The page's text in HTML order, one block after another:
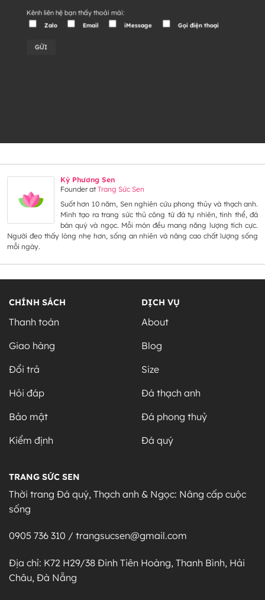
Kênh liên hệ bạn thấy thoải mái:
Zalo Email iMessage Gọi điện thoại
Kỳ Phương Sen
FounderatTrang Sức Sen
Suốt hơn 10 năm, Sen nghiên cứu phong thủy và thạch anh.
Mình tạo ra trang sức thủ công từ đá tự nhiên, tinh thể, đá
bán quý và ngọc. Mỗi món đều mang năng lượng tích cực.
Người đeo thấy lòng nhẹ hơn, sống an nhiên và nâng cao chất lượng sống
mỗi ngày.
CHÍNH SÁCH
Thanh toán
Giao hàng
Đổi trả
Hỏi đáp
Bảo mật
Kiểm định
DỊCH VỤ
About
Blog
Size
Đá thạch anh
Đá phong thuỷ
Đá quý
TRANG SỨC SEN
Thời trang Đá quý, Thạch anh & Ngọc: Nâng cấp cuộc
sống
0905 736 310 / trangsucsen@gmail.com
Địa chỉ: K72 H29/38 Đinh Tiên Hoàng, Thanh Bình, Hải
Châu, Đà Nẵng